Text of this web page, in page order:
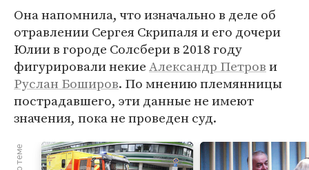
Она напомнила, что изначально в деле об
отравлении Сергея Скрипаля и его дочери
Юлии в городе Солсбери в 2018 году
фигурировали некиеАлександр Петрови
Руслан Боширов. По мнению племянницы
пострадавшего, эти данные не имеют
значения, пока не проведен суд.